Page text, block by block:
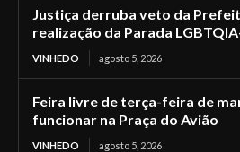
Justiça derruba veto da
realização da Parada
VINHEDO agosto 5, 2026
Feira livre de terça-feira de
funcionar na Praça do Avião
VINHEDO agosto 5, 2026